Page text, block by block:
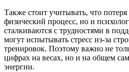
Также стоит учитывать, что
физический процесс, но и
сталкиваются с трудностями в
могут испытывать стресс из-за
тренировок. Поэтому важно не
цифрах на весах, но и на общем
энергии.